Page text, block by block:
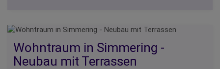
Wohntraum in Simmering -
Neubau mit Terrassen